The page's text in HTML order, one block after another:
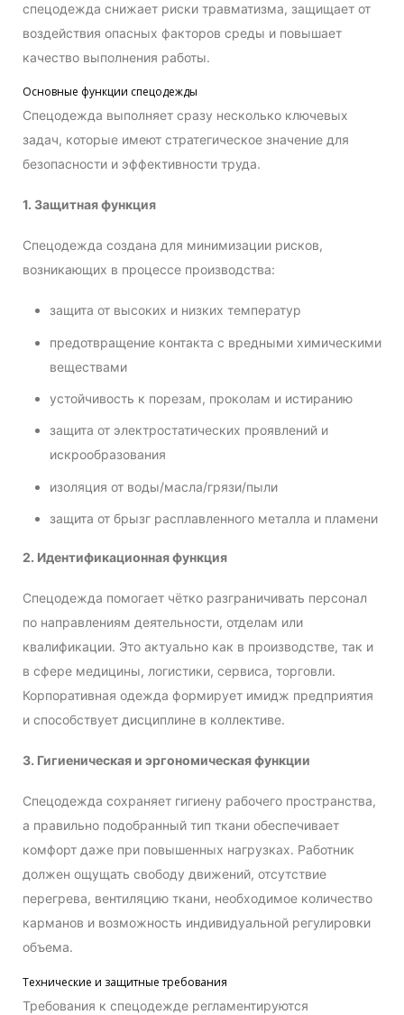
спецодежда снижает риски травматизма, защищает от
воздействия опасных факторов среды и повышает
качество выполнения работы.
Основные функции спецодежды
Спецодежда выполняет сразу несколько ключевых
задач, которые имеют стратегическое значение для
безопасности и эффективности труда.
1. Защитная функция
Спецодежда создана для минимизации рисков,
возникающих в процессе производства:
защита от высоких и низких температур
предотвращение контакта с вредными химическими
веществами
устойчивость к порезам, проколам и истиранию
защита от электростатических проявлений и
искрообразования
изоляция от воды/масла/грязи/пыли
защита от брызг расплавленного металла и пламени
2. Идентификационная функция
Спецодежда помогает чётко разграничивать персонал
по направлениям деятельности, отделам или
квалификации. Это актуально как в производстве, так и
в сфере медицины, логистики, сервиса, торговли.
Корпоративная одежда формирует имидж предприятия
и способствует дисциплине в коллективе.
3. Гигиеническая и эргономическая функции
Спецодежда сохраняет гигиену рабочего пространства,
а правильно подобранный тип ткани обеспечивает
комфорт даже при повышенных нагрузках. Работник
должен ощущать свободу движений, отсутствие
перегрева, вентиляцию ткани, необходимое количество
карманов и возможность индивидуальной регулировки
объема.
Технические и защитные требования
Требования к спецодежде регламентируются